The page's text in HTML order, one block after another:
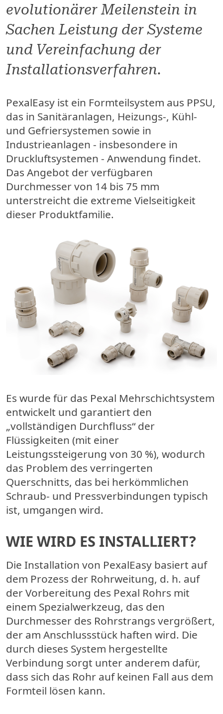
evolutionärer Meilenstein in
Sachen Leistung der Systeme
und Vereinfachung der
Installationsverfahren.
PexalEasy ist ein Formteilsystem aus PPSU,
das in Sanitäranlagen, Heizungs-, Kühl-
und Gefriersystemen sowie in
Industrieanlagen - insbesondere in
Druckluftsystemen - Anwendung findet.
Das Angebot der verfügbaren
Durchmesser von 14 bis 75 mm
unterstreicht die extreme Vielseitigkeit
dieser Produktfamilie.
Es wurde für das Pexal Mehrschichtsystem
entwickelt und garantiert den
„vollständigen Durchfluss“ der
Flüssigkeiten (mit einer
Leistungssteigerung von 30 %), wodurch
das Problem des verringerten
Querschnitts, das bei herkömmlichen
Schraub- und Pressverbindungen typisch
ist, umgangen wird.
WIE WIRD ES INSTALLIERT?
Die Installation von PexalEasy basiert auf
dem Prozess der Rohrweitung, d. h. auf
der Vorbereitung des Pexal Rohrs mit
einem Spezialwerkzeug, das den
Durchmesser des Rohrstrangs vergrößert,
der am Anschlussstück haften wird. Die
durch dieses System hergestellte
Verbindung sorgt unter anderem dafür,
dass sich das Rohr auf keinen Fall aus dem
Formteil lösen kann.